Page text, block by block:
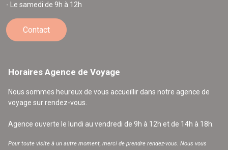
- Le samedi de 9h à 12h
Contact
Horaires Agence de Voyage
Nous sommes heureux de vous accueillir dans notre agence de
voyage sur rendez-vous.
Agence ouverte le lundi au vendredi de 9h à 12h et de 14h à 18h.
Pour toute visite à un autre moment, merci de prendre rendez-vous. Nous vous